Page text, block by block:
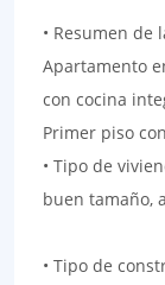
• Resumen de
Apartamento
con cocina
Primer piso
• Tipo de
buen tamaño,
• Tipo de